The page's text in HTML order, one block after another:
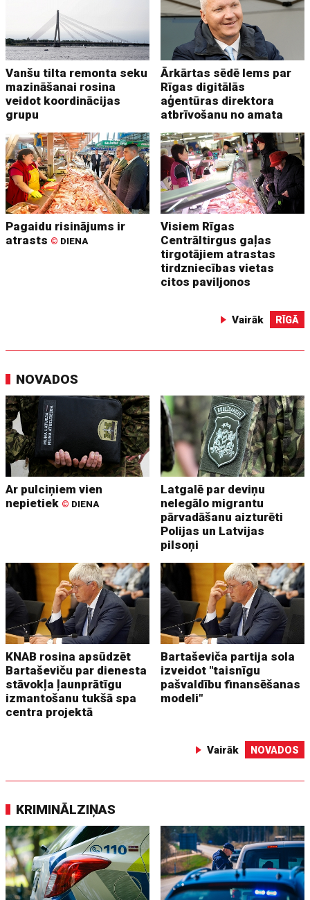
Vanšu tilta remonta seku
mazināšanai rosina
veidot koordinācijas
grupu
Ārkārtas sēdē lems par
Rīgas digitālās
aģentūras direktora
atbrīvošanu no amata
Pagaidu risinājums ir
atrasts © DIENA
Visiem Rīgas
Centrāltirgus gaļas
tirgotājiem atrastas
tirdzniecības vietas
citos paviljonos
Vairāk RĪGĀ
NOVADOS
Ar pulciņiem vien
nepietiek © DIENA
Latgalē par deviņu
nelegālo migrantu
pārvadāšanu aizturēti
Polijas un Latvijas
pilsoņi
KNAB rosina apsūdzēt
Bartaševiču par dienesta
stāvokļa ļaunprātīgu
izmantošanu tukšā spa
centra projektā
Bartaševiča partija sola
izveidot "taisnīgu
pašvaldību finansēšanas
modeli"
Vairāk NOVADOS
KRIMINĀLZIŅAS